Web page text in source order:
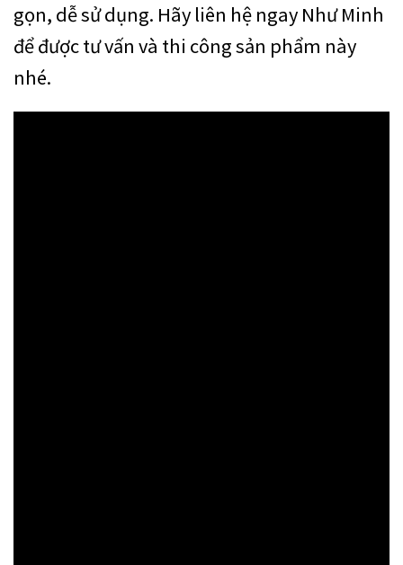
gọn, dễ sử dụng. Hãy liên hệ ngay Như Minh
để được tư vấn và thi công sản phẩm này
nhé.